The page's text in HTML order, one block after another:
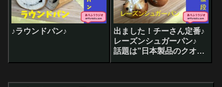
♪ラウンドパン♪
出ました！チーさん定番♪
レーズンシュガーパン♪
話題は”日本製品のクオリ
ティ”です